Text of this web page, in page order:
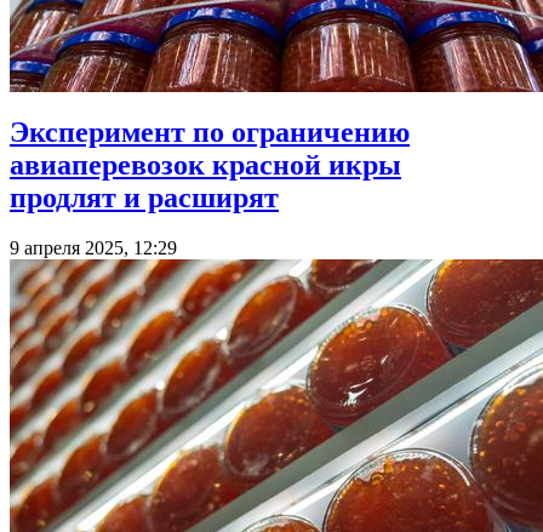
Эксперимент по ограничению
авиаперевозок красной икры
продлят и расширят
9 апреля 2025, 12:29